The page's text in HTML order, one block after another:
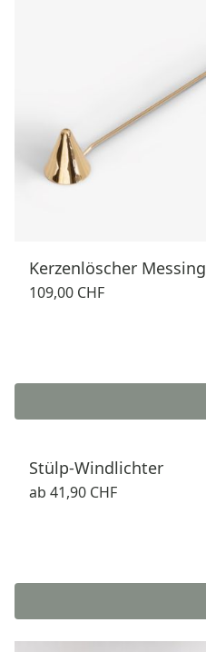
Kerzenlöscher Messing
109,00 CHF
Stülp-Windlichter
ab 41,90 CHF